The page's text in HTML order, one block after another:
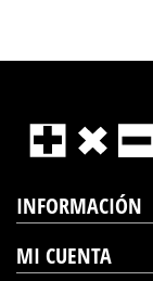
INFORMACIÓN
MI CUENTA